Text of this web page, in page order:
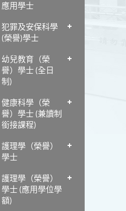
應用學士
犯罪及安保科學
(榮譽)學士
幼兒教育（榮
譽）學士 (全日
制)
健康科學（榮
譽）學士 (兼讀制
銜接課程)
護理學（榮譽）
學士
護理學（榮譽）
學士 (應用學位學
額)